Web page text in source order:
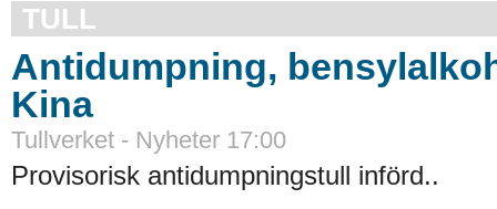
TULL
Antidumpning,
Kina
Tullverket - Nyheter 17:00
Provisorisk antidumpningstull införd..